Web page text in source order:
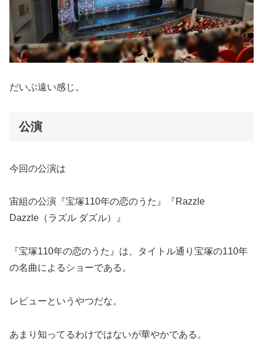
だいぶ遠い感じ。
公演
今回の公演は
宙組の公演『宝塚110年の恋のうた』『Razzle
Dazzle（ラズル ダズル）』
『宝塚110年の恋のうた』は、タイトル通り宝塚の110年
の名曲によるショーである。
レビューというやつだな。
あまり知ってるわけではないが華やかである。